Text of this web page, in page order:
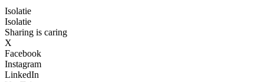
Isolatie
Isolatie
Sharing is caring
X
Facebook
Instagram
LinkedIn